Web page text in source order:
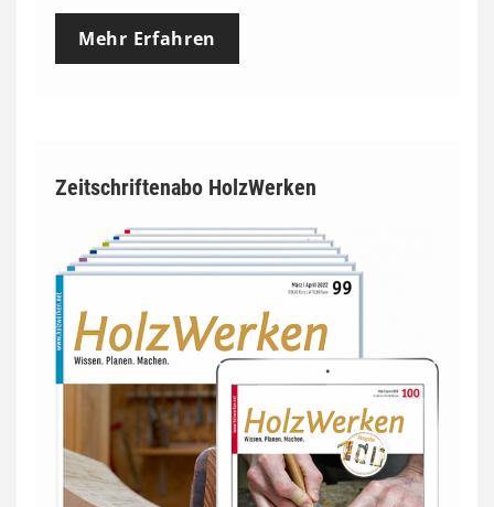
Mehr Erfahren
Zeitschriftenabo HolzWerken